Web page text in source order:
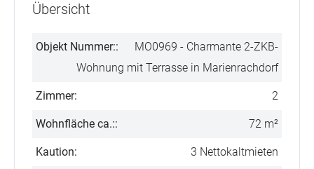
Übersicht
Objekt Nummer::
MO0969 - Charmante 2-ZKB-
Wohnung mit Terrasse in Marienrachdorf
Zimmer: 2
Wohnfläche ca.:: 72 m²
Kaution: 3 Nettokaltmieten